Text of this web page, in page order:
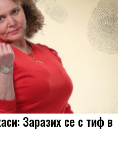
Заразих се с тиф в